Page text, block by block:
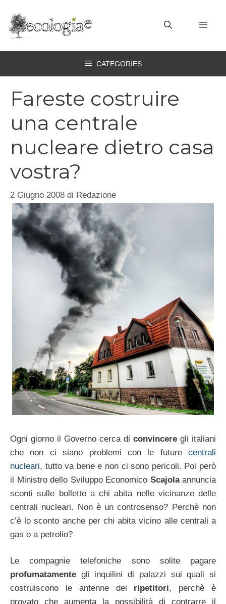
contenuto
CATEGORIES
Fareste costruire
una centrale
nucleare dietro casa
vostra?
2 Giugno 2008 di Redazione
Ogni giorno il Governo cerca di convincere gli italiani
che non ci siano problemi con le future centrali
nucleari, tutto va bene e non ci sono pericoli. Poi però
il Ministro dello Sviluppo Economico Scajola annuncia
sconti sulle bollette a chi abita nelle vicinanze delle
centrali nucleari. Non è un controsenso? Perchè non
c’è lo sconto anche per chi abita vicino alle centrali a
gas o a petrolio?
Le compagnie telefoniche sono solite pagare
profumatamente gli inquilini di palazzi sui quali si
costruiscono le antenne dei ripetitori, perchè è
provato che aumenta la possibilità di contrarre il